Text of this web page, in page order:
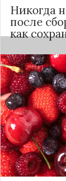
Никогда
после
как
Мытьё ягод
полной
«Сделай
роль
от
смывании
темнеть,
Чтобы ягоды
рекомендуют: